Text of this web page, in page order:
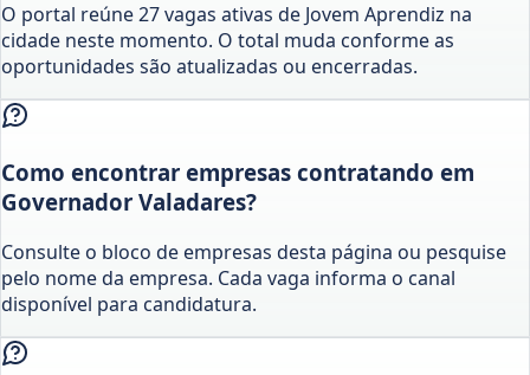
O portal reúne 27 vagas ativas de Jovem Aprendiz na
cidade neste momento. O total muda conforme as
oportunidades são atualizadas ou encerradas.
Como encontrar empresas contratando em
Governador Valadares?
Consulte o bloco de empresas desta página ou pesquise
pelo nome da empresa. Cada vaga informa o canal
disponível para candidatura.